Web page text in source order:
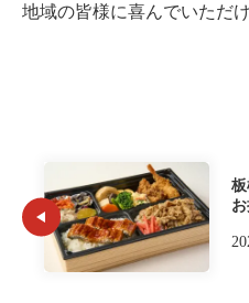
地域の皆様に喜んでいただ